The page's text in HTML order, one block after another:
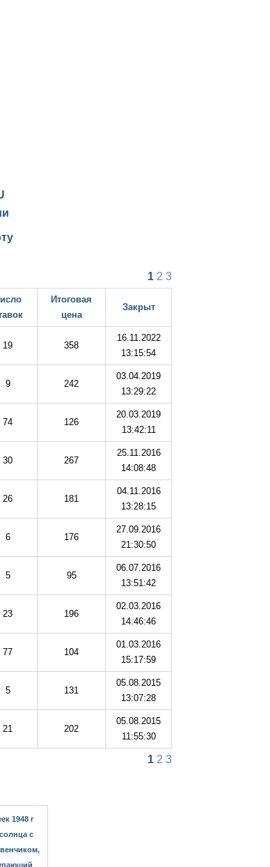
1 2 3
Итоговая
цена
Закрыт
19 358
16.11.2022
13:15:54
9 242
03.04.2019
13:29:22
74 126
20.03.2019
13:42:11
30 267
25.11.2016
14:08:48
26 181
04.11.2016
13:28:15
6 176
27.09.2016
21:30:50
5 95
06.07.2016
13:51:42
23 196
02.03.2016
14:46:46
77 104
01.03.2016
15:17:59
5 131
05.08.2015
13:07:28
21 202
05.08.2015
11:55:30
1 2 3
1948 г
с